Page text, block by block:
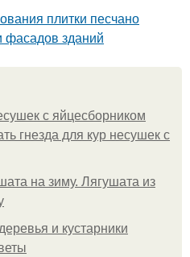
плитки песчано
фасадов зданий
с яйцесборником
гнезда для кур несушек с
на зиму. Лягушата из
и кустарники